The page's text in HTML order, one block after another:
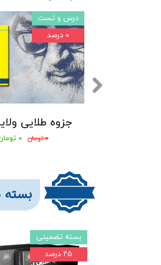
۰ تومان ۰ تومان
درس و تست
۰ درصد
بسته تضمینی
۲۵ درصد